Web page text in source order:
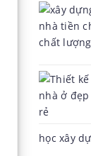
học xây